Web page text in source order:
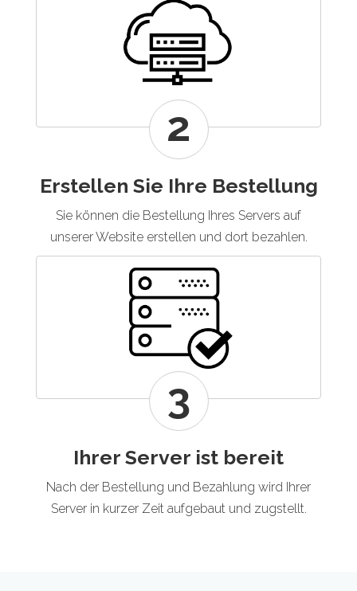
2
Erstellen Sie Ihre Bestellung
Sie können die Bestellung Ihres Servers auf
unserer Website erstellen und dort bezahlen.
3
Ihrer Server ist bereit
Nach der Bestellung und Bezahlung wird Ihrer
Server in kurzer Zeit aufgebaut und zugstellt.